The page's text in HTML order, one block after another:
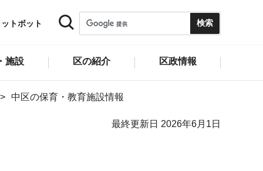
トボット
施設 区の紹介 区政情報
中区の保育・教育施設情報
最終更新日 2026年6月1日